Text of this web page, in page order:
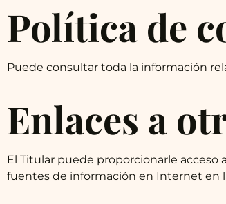
Política de
Puede consultar toda la información
Enlaces a
El Titular puede proporcionarle acceso
fuentes de información en Internet en